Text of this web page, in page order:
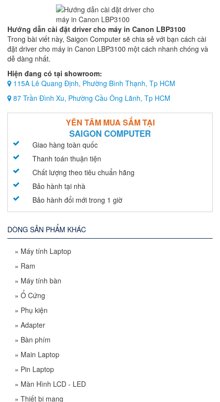
Hướng dẫn cài đặt driver cho máy in Canon LBP3100
Trong bài viết này, Saigon Computer sẽ chia sẻ với bạn cách cài
đặt driver cho máy in Canon LBP3100 một cách nhanh chóng và
dễ dàng nhất.
Hiện đang có tại showroom:
115A Lê Quang Định, Phường Bình Thạnh, Tp HCM
87 Trần Đình Xu, Phường Cầu Ông Lãnh, Tp HCM
YÊN TÂM MUA SẮM TẠI
SAIGON COMPUTER
Giao hàng toàn quốc
Thanh toán thuận tiện
Chất lượng theo tiêu chuẩn hãng
Bảo hành tại nhà
Bảo hành đổi mới trong 1 giờ
DÒNG SẢN PHẨM KHÁC
» Máy tính Laptop
» Ram
» Máy tính bàn
» Ổ Cứng
» Phụ kiện
» Adapter
» Bàn phím
» Main Laptop
» Pin Laptop
» Màn Hình LCD - LED
» Thiết bị mạng